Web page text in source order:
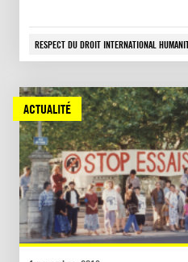
RESPECT DU DROIT INTERNATIONAL
ACTUALITÉ